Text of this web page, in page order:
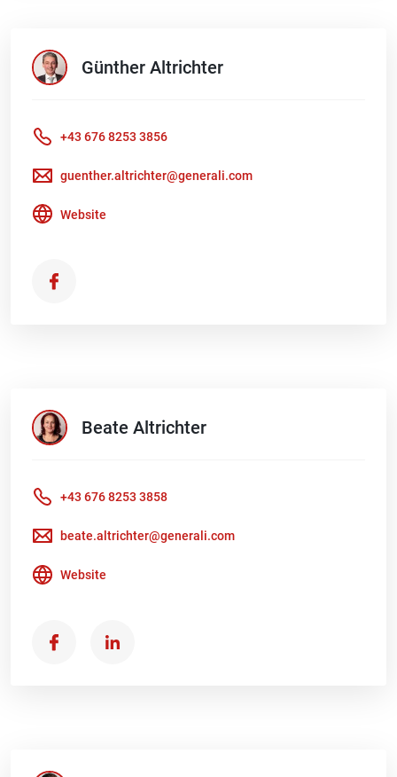
Günther Altrichter
+43 676 8253 3856
guenther.altrichter@generali.com
Website
Beate Altrichter
+43 676 8253 3858
beate.altrichter@generali.com
Website